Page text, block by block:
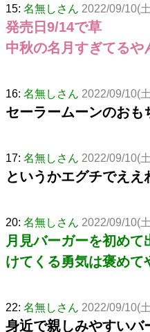
15: 名無しさん 2022/09/10(
発売日9/14で草
中秋の名月すぎてるや
16: 名無しさん 2022/09/10(
セーラームーンのおも
17: 名無しさん 2022/09/10(
というかエグチでええ
20: 名無しさん 2022/09/10(
月見バーガーを初め
けてくる勇気は褒めて
22: 名無しさん 2022/09/10(
身近で親しみやすいバ